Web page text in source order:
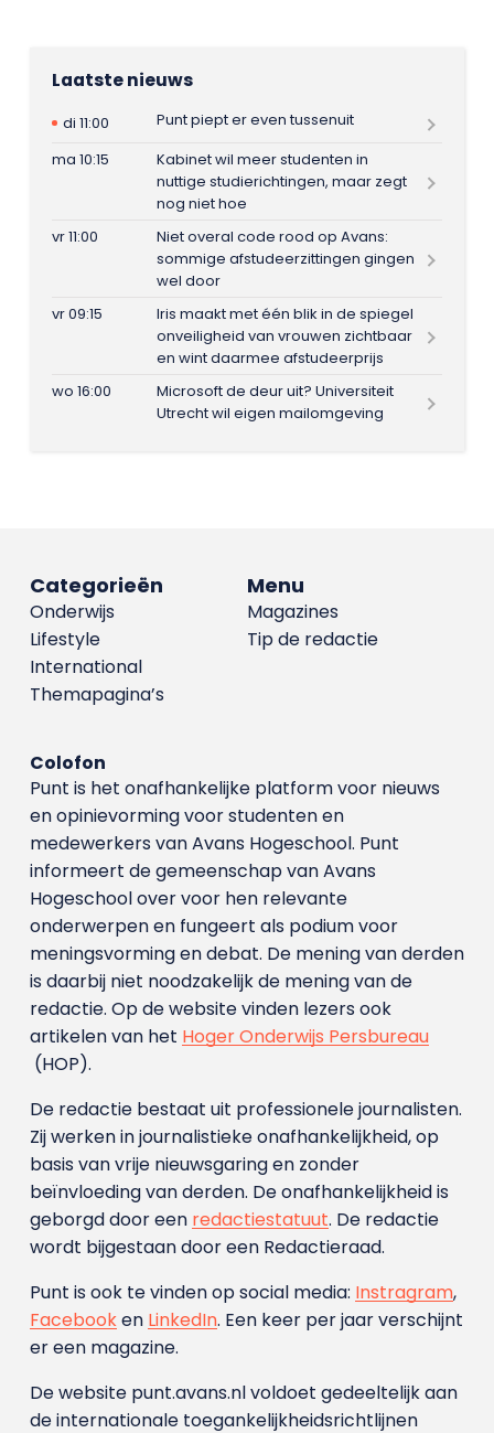
Laatste nieuws
di 11:00
Punt piept er even tussenuit
ma 10:15
Kabinet wil meer studenten in
nuttige studierichtingen, maar zegt
nog niet hoe
vr 11:00
Niet overal code rood op Avans:
sommige afstudeerzittingen gingen
wel door
vr 09:15
Iris maakt met één blik in de spiegel
onveiligheid van vrouwen zichtbaar
en wint daarmee afstudeerprijs
wo 16:00
Microsoft de deur uit? Universiteit
Utrecht wil eigen mailomgeving
Menu
Magazines
Tip de redactie
Categorieën
Onderwijs
Lifestyle
International
Themapagina’s
Colofon
Punt is het onafhankelijke platform voor nieuws
en opinievorming voor studenten en
medewerkers van Avans Hoge­school. Punt
informeert de gemeenschap van Avans
Hogeschool over voor hen relevante
onderwerpen en fungeert als podium voor
meningsvorming en debat. De mening van derden
is daarbij niet noodzakelijk de mening van de
redactie. Op de website vinden lezers ook
artikelen van het Hoger Onderwijs Persbureau
(HOP).
De redactie bestaat uit professionele journalisten.
Zij werken in journalistieke onafhankelijkheid, op
basis van vrije nieuwsgaring en zonder
beïnvloeding van derden. De onafhankelijkheid is
geborgd door een redactiestatuut. De redactie
wordt bijgestaan door een Redactieraad.
Punt is ook te vinden op social media: Instragram,
Facebooken LinkedIn. Een keer per jaar verschijnt
er een magazine.
De website punt.avans.nl voldoet gedeeltelijk aan
de internationale toegankelijkheidsrichtlijnen